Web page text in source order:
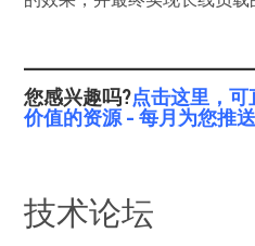
您感兴趣吗?点击这里，
价值的资源 - 每月为您推
技术论坛